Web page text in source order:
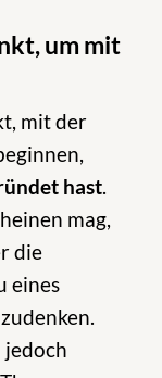
um mit
mit der
hast.
mag,
die
eines
jedoch